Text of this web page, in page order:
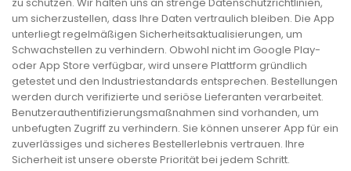
um sicherzustellen, dass Ihre Daten vertraulich bleiben. Die App
unterliegt regelmäßigen Sicherheitsaktualisierungen, um
Schwachstellen zu verhindern. Obwohl nicht im Google Play-
oder App Store verfügbar, wird unsere Plattform gründlich
getestet und den Industriestandards entsprechen. Bestellungen
werden durch verifizierte und seriöse Lieferanten verarbeitet.
Benutzerauthentifizierungsmaßnahmen sind vorhanden, um
unbefugten Zugriff zu verhindern. Sie können unserer App für ein
zuverlässiges und sicheres Bestellerlebnis vertrauen. Ihre
Sicherheit ist unsere oberste Priorität bei jedem Schritt.